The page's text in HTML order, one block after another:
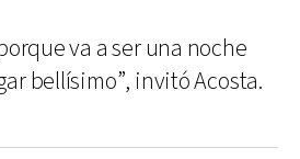
va a ser una noche
bellísimo”, invitó Acosta.